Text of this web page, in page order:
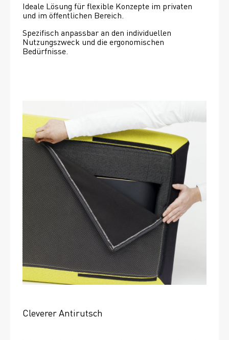
Ideale Lösung für flexible Konzepte im privaten
und im öffentlichen Bereich.
Spezifisch anpassbar an den individuellen
Nutzungszweck und die ergonomischen
Bedürfnisse.
Cleverer Antirutsch